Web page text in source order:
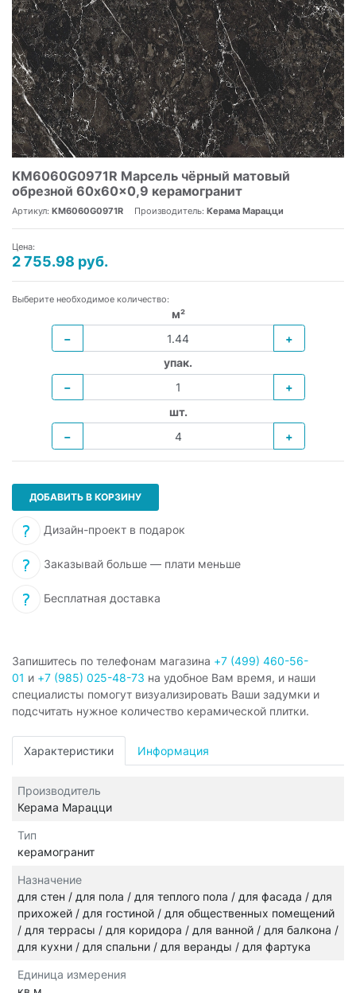
KM6060G0971R Марсель чёрный матовый
обрезной 60x60x0,9 керамогранит
Артикул: KM6060G0971R Производитель: Керама Марацци
Цена:
2 755.98 руб.
Выберите необходимое количество:
м²
−
+
упак.
−
+
шт.
−
+
ДОБАВИТЬ В КОРЗИНУ
Дизайн-проект в подарок
Заказывай больше — плати меньше
Бесплатная доставка
Запишитесь по телефонам магазина +7 (499) 460-56-
01 и +7 (985) 025-48-73 на удобное Вам время, и наши
специалисты помогут визуализировать Ваши задумки и
подсчитать нужное количество керамической плитки.
Характеристики Информация
Производитель
Керама Марацци
Тип
керамогранит
Назначение
для стен / для пола / для теплого пола / для фасада / для
прихожей / для гостиной / для общественных помещений
/ для террасы / для коридора / для ванной / для балкона /
для кухни / для спальни / для веранды / для фартука
Единица измерения